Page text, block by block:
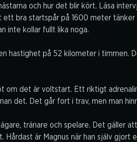
och hur det blir kört. Läsa
bra startspår på 1600 meter tänker
inte kollar fullt lika noga.
hastighet på 52 kilometer i timmen.
om det är voltstart. Ett riktigt
det. Det går fort i trav, men man
tränare och spelare. Det gäller
är Magnus när han själv gjort